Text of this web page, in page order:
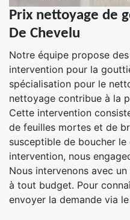
Prix nettoyage de
De Chevelu
Notre équipe propose
intervention pour la
spécialisation pour le
nettoyage contribue à la
Cette intervention
de feuilles mortes et de
susceptible de boucher
intervention, nous
Nous intervenons avec
à tout budget. Pour
envoyer la demande via